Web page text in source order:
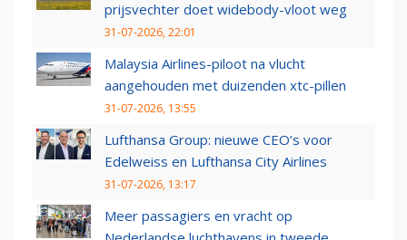
prijsvechter doet widebody-vloot weg
31-07-2026, 22:01
Malaysia Airlines-piloot na vlucht
aangehouden met duizenden xtc-pillen
31-07-2026, 13:55
Lufthansa Group: nieuwe CEO’s voor
Edelweiss en Lufthansa City Airlines
31-07-2026, 13:17
Meer passagiers en vracht op